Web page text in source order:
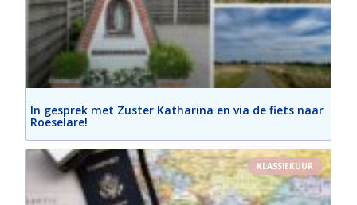
In gesprek met Zuster Katharina en via de fiets naar
Roeselare!
KLASSIEKUUR